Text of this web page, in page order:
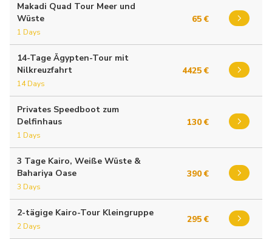
Makadi Quad Tour Meer und
Wüste
1 Days
65 €
14-Tage Ägypten-Tour mit
Nilkreuzfahrt
14 Days
4425 €
Privates Speedboot zum
Delfinhaus
1 Days
130 €
3 Tage Kairo, Weiße Wüste &
Bahariya Oase
3 Days
390 €
2-tägige Kairo-Tour Kleingruppe
2 Days
295 €